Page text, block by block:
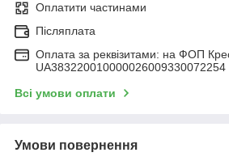
Оплатити частинами
Післяплата
Оплата за реквізитами: на ФОП
UA383220010000026009330072254
Всі умови оплати
Умови повернення